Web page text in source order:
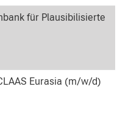
für Plausibilisierte
Eurasia (m/w/d)